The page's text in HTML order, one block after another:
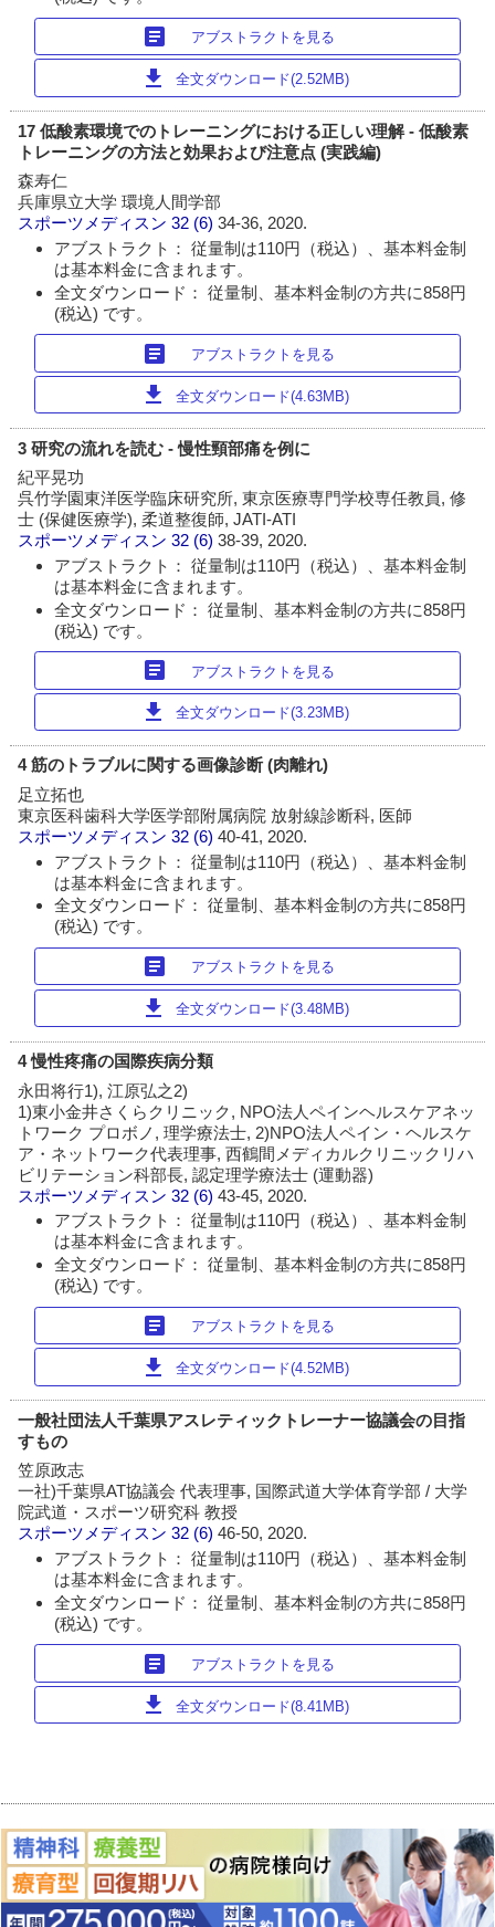
article アブストラクトを見る
download 全文ダウンロード(2.52MB)
17 低酸素環境でのトレーニングにおける正しい理解 - 低酸素
トレーニングの方法と効果および注意点 (実践編)
森寿仁
兵庫県立大学 環境人間学部
スポーツメディスン 32 (6)34-36, 2020.
アブストラクト： 従量制は110円（税込）、基本料金制
は基本料金に含まれます。
全文ダウンロード： 従量制、基本料金制の方共に858円
(税込) です。
article アブストラクトを見る
download 全文ダウンロード(4.63MB)
3 研究の流れを読む - 慢性頸部痛を例に
紀平晃功
呉竹学園東洋医学臨床研究所, 東京医療専門学校専任教員, 修
士 (保健医療学), 柔道整復師, JATI-ATI
スポーツメディスン 32 (6)38-39, 2020.
アブストラクト： 従量制は110円（税込）、基本料金制
は基本料金に含まれます。
全文ダウンロード： 従量制、基本料金制の方共に858円
(税込) です。
article アブストラクトを見る
download 全文ダウンロード(3.23MB)
4 筋のトラブルに関する画像診断 (肉離れ)
足立拓也
東京医科歯科大学医学部附属病院 放射線診断科, 医師
スポーツメディスン 32 (6)40-41, 2020.
アブストラクト： 従量制は110円（税込）、基本料金制
は基本料金に含まれます。
全文ダウンロード： 従量制、基本料金制の方共に858円
(税込) です。
article アブストラクトを見る
download 全文ダウンロード(3.48MB)
4 慢性疼痛の国際疾病分類
永田将行1), 江原弘之2)
1)東小金井さくらクリニック, NPO法人ペインヘルスケアネッ
トワーク プロボノ, 理学療法士, 2)NPO法人ペイン・ヘルスケ
ア・ネットワーク代表理事, 西鶴間メディカルクリニックリハ
ビリテーション科部長, 認定理学療法士 (運動器)
スポーツメディスン 32 (6)43-45, 2020.
アブストラクト： 従量制は110円（税込）、基本料金制
は基本料金に含まれます。
全文ダウンロード： 従量制、基本料金制の方共に858円
(税込) です。
article アブストラクトを見る
download 全文ダウンロード(4.52MB)
一般社団法人千葉県アスレティックトレーナー協議会の目指
すもの
笠原政志
一社)千葉県AT協議会 代表理事, 国際武道大学体育学部 / 大学
院武道・スポーツ研究科 教授
スポーツメディスン 32 (6)46-50, 2020.
アブストラクト： 従量制は110円（税込）、基本料金制
は基本料金に含まれます。
全文ダウンロード： 従量制、基本料金制の方共に858円
(税込) です。
article アブストラクトを見る
download 全文ダウンロード(8.41MB)